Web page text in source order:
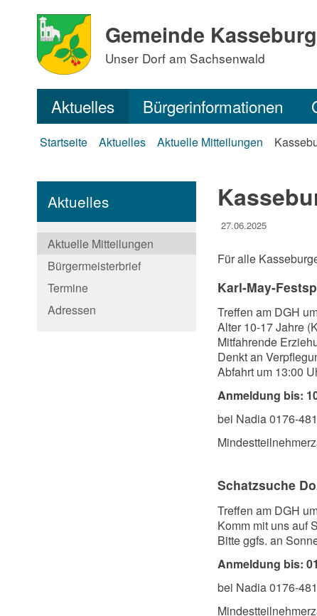
Gemeinde Kasseburg
Unser Dorf am Sachsenwald
Aktuelles Bürgerinformationen
Startseite Aktuelles Aktuelle Mitteilungen
Aktuelles
Aktuelle Mitteilungen
Bürgermeisterbrief
Termine
Adressen
27.06.2025
Für alle
Karl-May-
Treffen am DGH
Alter 10-17 Jahre
Mitfahrende
Denkt an
Abfahrt um 13:00
Anmeldung bis:
bei Nadia 0176-
Schatzsuche
Treffen am DGH
Komm mit uns auf
Bitte ggfs. an
Anmeldung bis:
bei Nadia 0176-